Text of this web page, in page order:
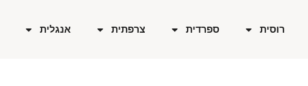
רוסית ספרדית צרפתית אנגלית